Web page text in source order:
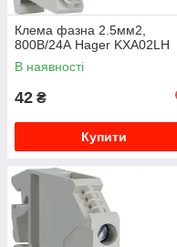
Клема фазна 2.5мм2,
800В/24А Hager KXA02LH
В наявності
42 ₴
Купити